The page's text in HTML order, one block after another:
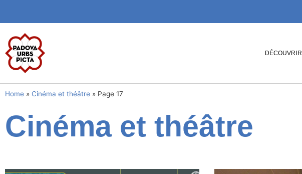
DÉCOUVRIR
Home » Cinéma et théâtre » Page 17
Cinéma et théâtre